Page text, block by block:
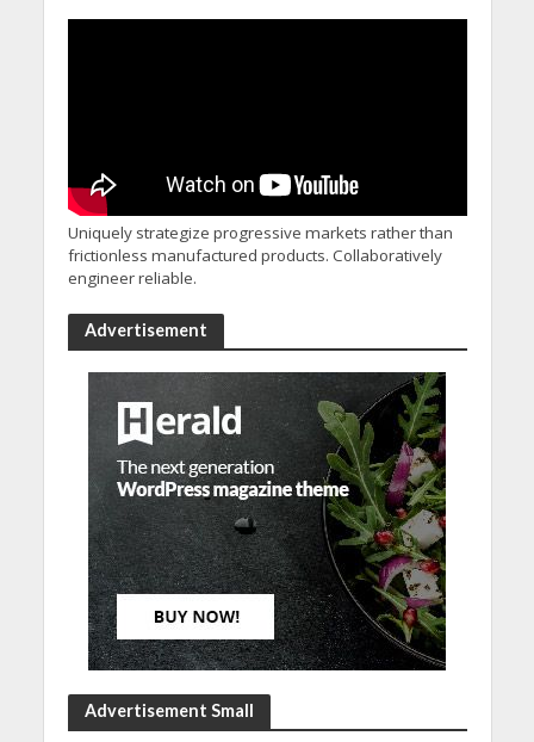
Uniquely strategize progressive markets rather than
frictionless manufactured products. Collaboratively
engineer reliable.
Advertisement
Advertisement Small